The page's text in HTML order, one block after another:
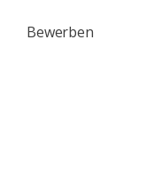
Bewerben